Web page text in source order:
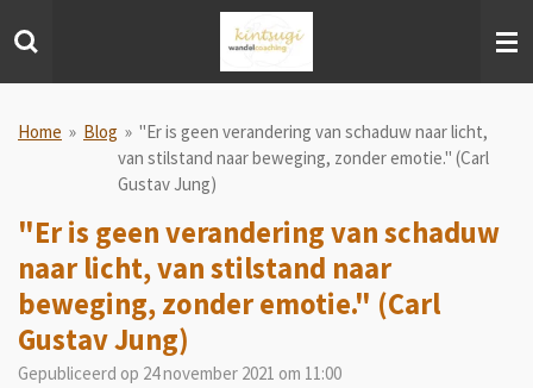
direct
hoofdinhoud
Home » Blog » "Er is geen verandering van schaduw naar licht,
van stilstand naar beweging, zonder emotie." (Carl
Gustav Jung)
"Er is geen verandering van schaduw
naar licht, van stilstand naar
beweging, zonder emotie." (Carl
Gustav Jung)
Gepubliceerd op 24 november 2021 om 11:00